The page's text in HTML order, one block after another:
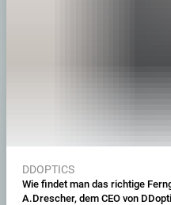
DDOPTICS
Wie findet man das richtige
A.Drescher, dem CEO von